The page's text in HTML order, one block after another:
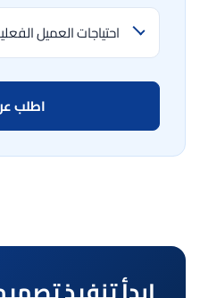
احتياجات العميل
اطلب